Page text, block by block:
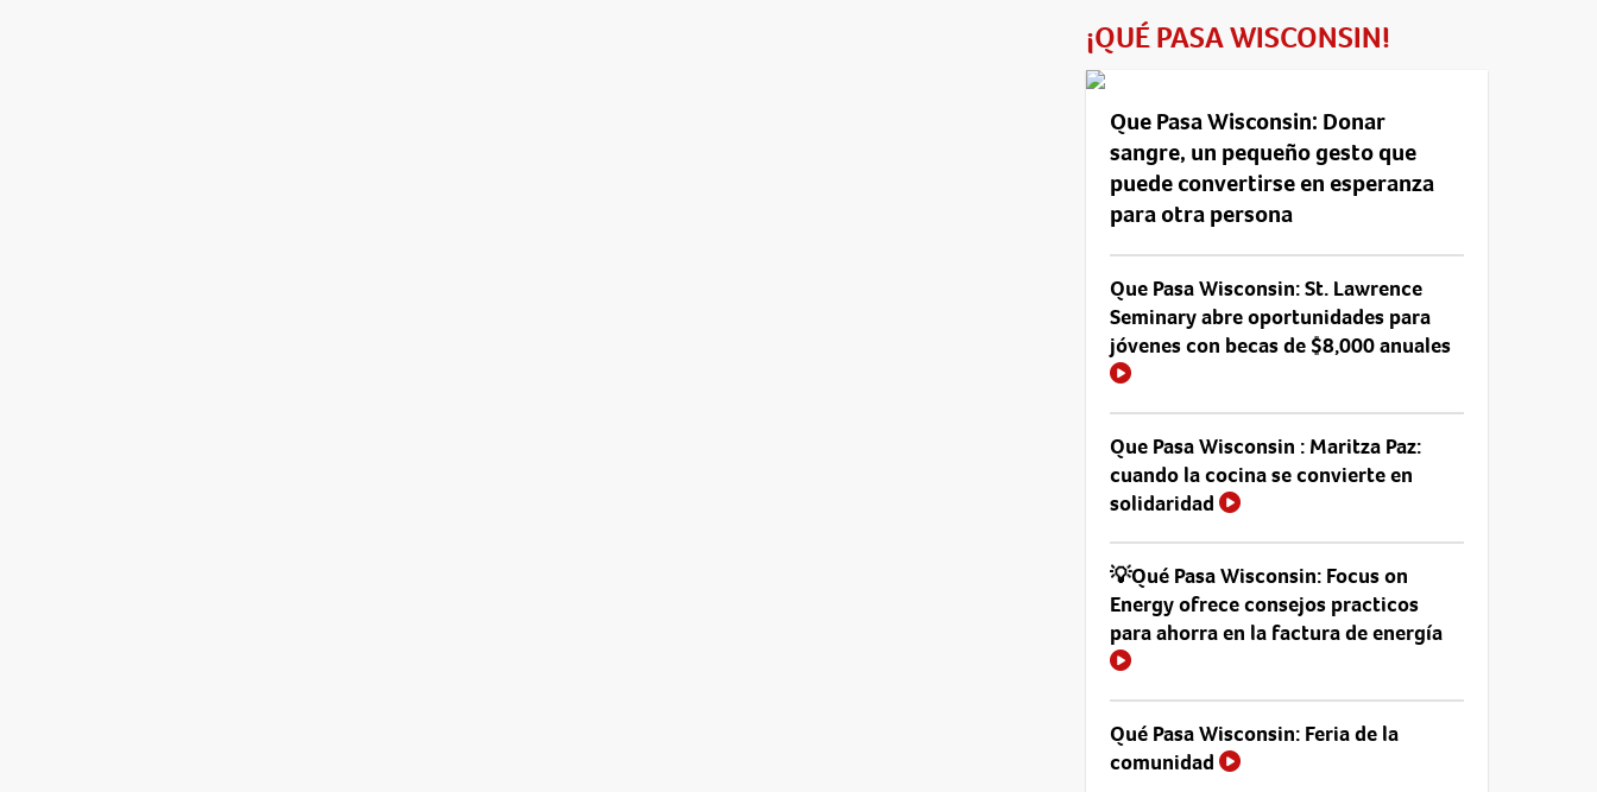
¡QUÉ PASA WISCONSIN!
Que Pasa Wisconsin: Donar
sangre, un pequeño gesto que
puede convertirse en esperanza
para otra persona
Que Pasa Wisconsin: St. Lawrence
Seminary abre oportunidades para
jóvenes con becas de $8,000 anuales
Que Pasa Wisconsin : Maritza Paz:
cuando la cocina se convierte en
solidaridad
💡Qué Pasa Wisconsin: Focus on
Energy ofrece consejos practicos
para ahorra en la factura de energía
Qué Pasa Wisconsin: Feria de la
comunidad